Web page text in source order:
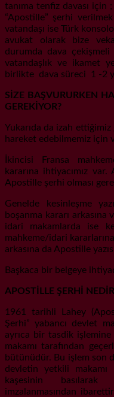
tanıma tenfiz davası için
“Apostille” şerhi
vatandaşı ise Türk
avukat olarak bize
durumda dava çekişmeli
vatandaşlık ve ikamet
birlikte dava süreci 1 -2
SİZE BAŞVURURKEN
GEREKİYOR?
Yukarıda da izah ettiğimiz
hareket edebilmemiz için
İkincisi Fransa
kararına ihtiyacımız
Apostille şerhi olması
Genelde kesinleşme
boşanma kararı arkasına
idari makamlarda ise
mahkeme/idari
arkasına da Apostille
Başkaca bir belgeye
APOSTİLLE ŞERHİ
1961 tarihli Lahey
Şerhi” yabancı devlet
ayrıca bir tasdik
makamı tarafından
bütünüdür. Bu işlem son
devletin yetkili makamı
kaşesinin basılarak
imzalanmasından